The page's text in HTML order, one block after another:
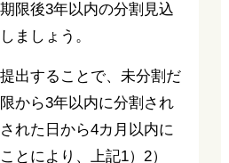
限後3年以内の分割見込
ましょう。
出することで、未分割だ
から3年以内に分割され
れた日から4カ月以内に
とにより、上記1）2）